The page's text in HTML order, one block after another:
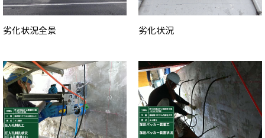
劣化状況全景 劣化状況